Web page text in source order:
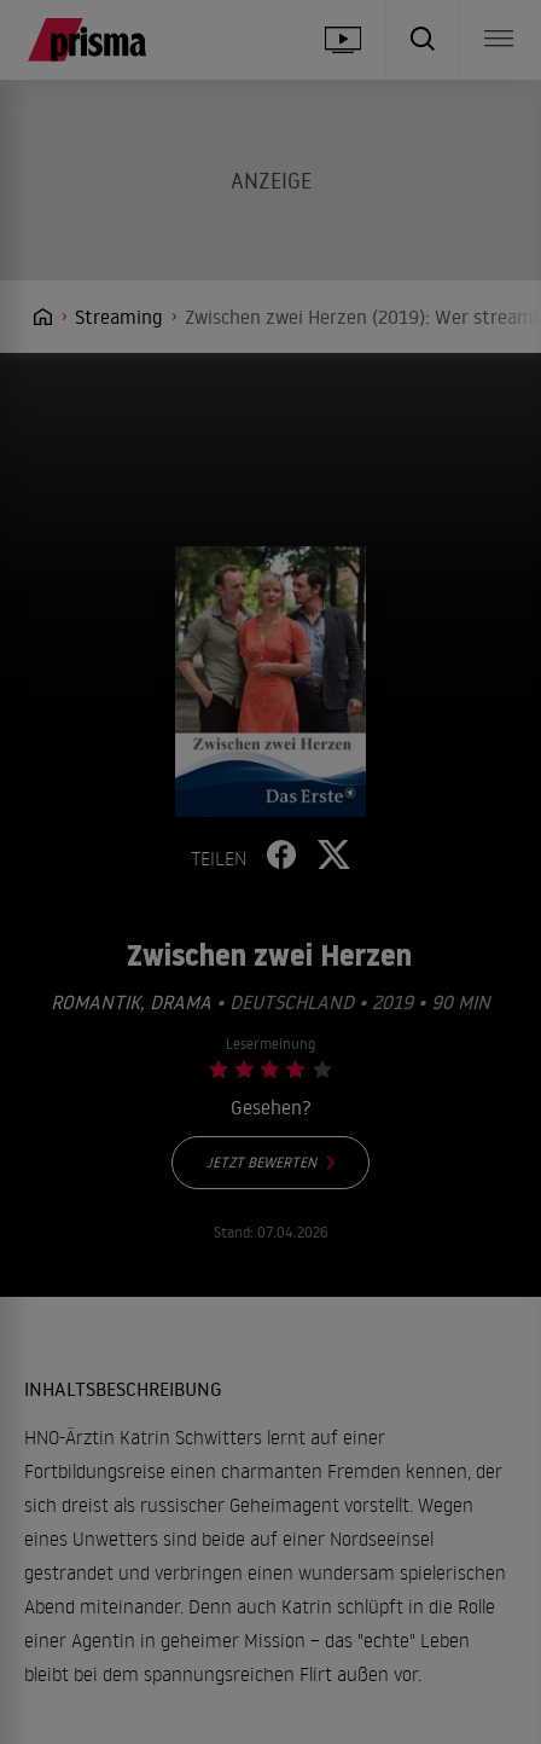
Streaming Zwischen zwei Herzen (2019): Wer
TEILEN
Zwischen zwei Herzen
ROMANTIK, DRAMA • DEUTSCHLAND • 2019 • 90 MIN
Lesermeinung
Gesehen?
JETZT BEWERTEN
Stand: 07.04.2026
INHALTSBESCHREIBUNG
HNO-Ärztin Katrin Schwitters lernt auf einer
Fortbildungsreise einen charmanten Fremden kennen, der
sich dreist als russischer Geheimagent vorstellt. Wegen
eines Unwetters sind beide auf einer Nordseeinsel
gestrandet und verbringen einen wundersam spielerischen
Abend miteinander. Denn auch Katrin schlüpft in die Rolle
einer Agentin in geheimer Mission – das "echte" Leben
bleibt bei dem spannungsreichen Flirt außen vor.